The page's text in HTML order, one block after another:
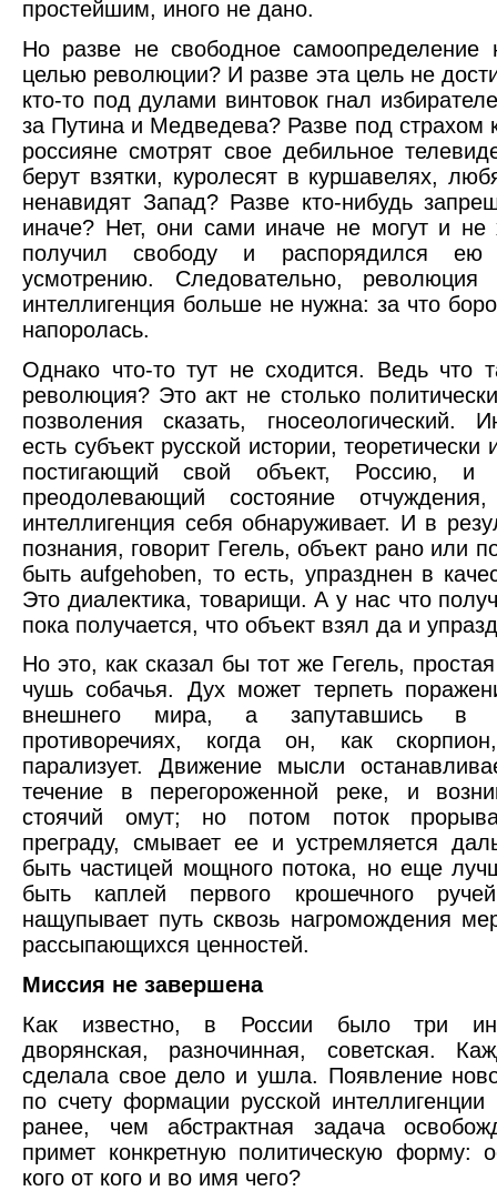
простейшим, иного не дано.
Но разве не свободное самоопределение
целью революции? И разве эта цель не
кто-то под дулами винтовок гнал
за Путина и Медведева? Разве под страхом
россияне смотрят свое дебильное
берут взятки, куролесят в куршавелях,
ненавидят Запад? Разве кто-нибудь
иначе? Нет, они сами иначе не могут и не
получил свободу и распорядился
усмотрению. Следовательно, революция
интеллигенция больше не нужна: за что
напоролась.
Однако что-то тут не сходится. Ведь что
революция? Это акт не столько
позволения сказать, гносеологический.
есть субъект русской истории, теоретически
постигающий свой объект, Россию,
преодолевающий состояние
интеллигенция себя обнаруживает. И в
познания, говорит Гегель, объект рано или
быть aufgehoben, то есть, упразднен в
Это диалектика, товарищи. А у нас что
пока получается, что объект взял да и
Но это, как сказал бы тот же Гегель,
чушь собачья. Дух может терпеть
внешнего мира, а запутавшись в
противоречиях, когда он, как
парализует. Движение мысли
течение в перегороженной реке, и
стоячий омут; но потом поток
преграду, смывает ее и устремляется
быть частицей мощного потока, но еще
быть каплей первого крошечного
нащупывает путь сквозь нагромождения
рассыпающихся ценностей.
Миссия не завершена
Как известно, в России было три
дворянская, разночинная, советская.
сделала свое дело и ушла. Появление
по счету формации русской
ранее, чем абстрактная задача
примет конкретную политическую форму:
кого от кого и во имя чего?